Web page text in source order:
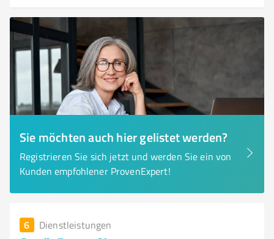
Sie möchten auch hier gelistet werden?
Registrieren Sie sich jetzt und werden Sie ein von
Kunden empfohlener ProvenExpert!
6 Dienstleistungen